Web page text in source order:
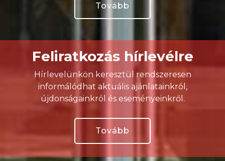
Tovább
Feliratkozás hírlevélre
Hírlevelünkön keresztül rendszeresen
informálódhat aktuális ajánlatainkról,
újdonságainkról és eseményeinkről.
Tovább